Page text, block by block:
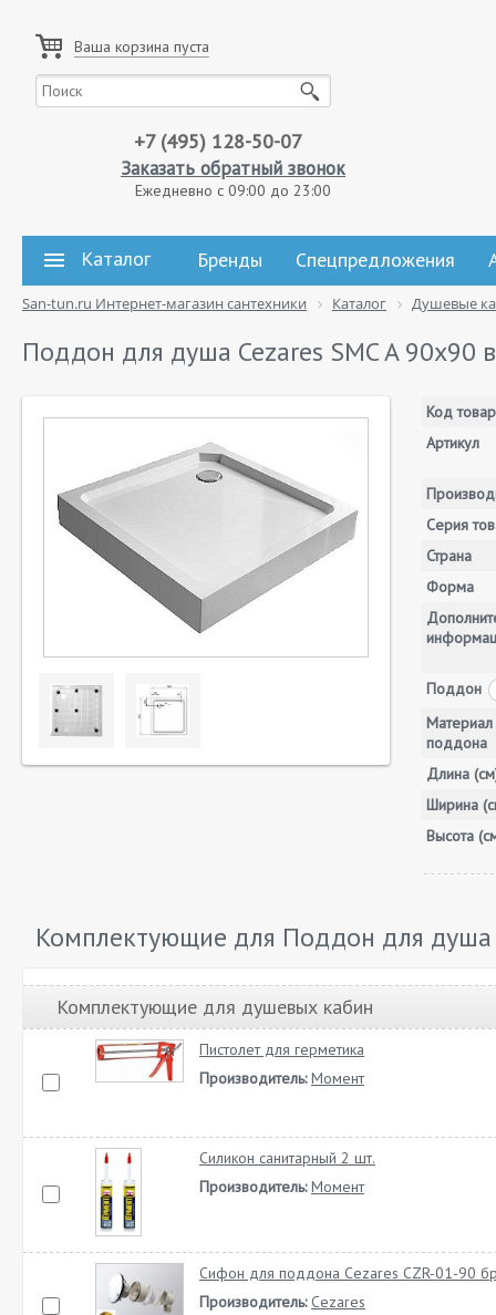
Ваша корзина пуста
+7 (495) 128-50-07
Заказать обратный звонок
Ежедневно с 09:00 до 23:00
Каталог Бренды Спецпредложения
San-tun.ru Интернет-магазин сантехники Каталог Душевые
Поддон для душа Cezares SMC A 90x90
Код
Артикул
Серия
Страна
Форма
Поддон
Материал
поддона
Длина
Ширина
Высота
Комплектующие для Поддон для душа
Комплектующие для душевых кабин
Пистолет для герметика
Производитель: Момент
Силикон санитарный 2 шт.
Производитель: Момент
Сифон для поддона Cezares CZR-01-90
Производитель: Cezares